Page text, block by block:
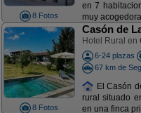
8 Fotos
en 7
muy
8 Fotos
Casón de
Hotel Rural en
6-24 plazas
67 km de
El Casón
rural situado
en una finca